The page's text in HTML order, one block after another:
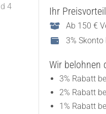
Ihr
Ab 150 €
3%
Wir belohnen
3% Rabatt
2% Rabatt
1% Rabatt